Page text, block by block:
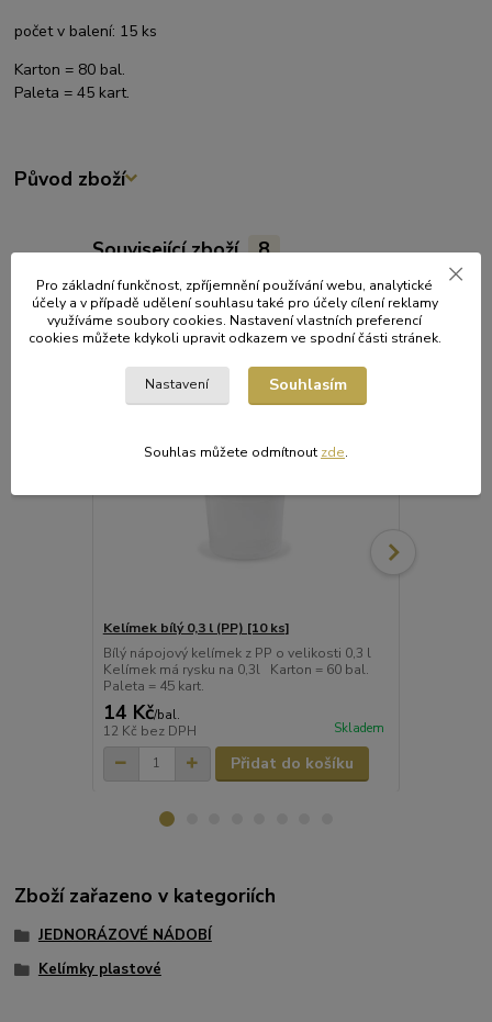
počet v balení: 15 ks
Karton = 80 bal.
Paleta = 45 kart.
Původ zboží
Související zboží 8
Kelímek bílý 0,3 l (PP) [10 ks]
Bílý nápojový kelímek z PP o velikosti 0,3 l
Kelímek má rysku na 0,3l Karton = 60 bal.
Paleta = 45 kart.
14 Kč/bal.
12 Kč bez DPH Skladem
Přidat do košíku
Zboží zařazeno v kategoriích
JEDNORÁZOVÉ NÁDOBÍ
Kelímky plastové
Pro základní funkčnost, zpříjemnění používání webu, analytické
účely a v případě udělení souhlasu také pro účely cílení reklamy
využíváme soubory cookies. Nastavení vlastních preferencí
cookies můžete kdykoli upravit odkazem ve spodní části stránek.
Nastavení Souhlasím
Souhlas můžete odmítnout zde.